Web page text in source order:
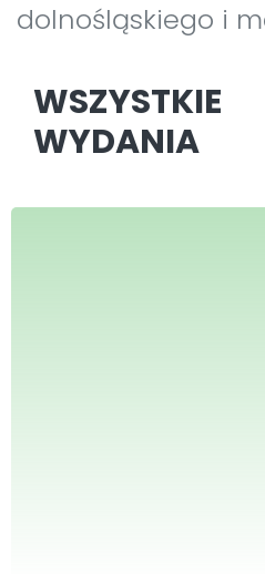
dolnośląskiego i
WSZYSTKIE
WYDANIA